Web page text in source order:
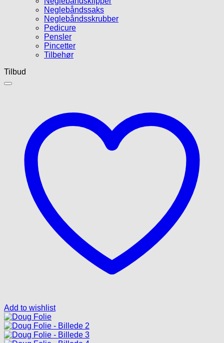
Neglebåndssaks
Neglebåndsskrubber
Pedicure
Pensler
Pincetter
Tilbehør
Tilbud
Add to wishlist